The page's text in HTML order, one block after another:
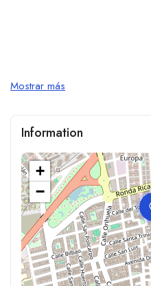
Mostrar más
Information
+
−